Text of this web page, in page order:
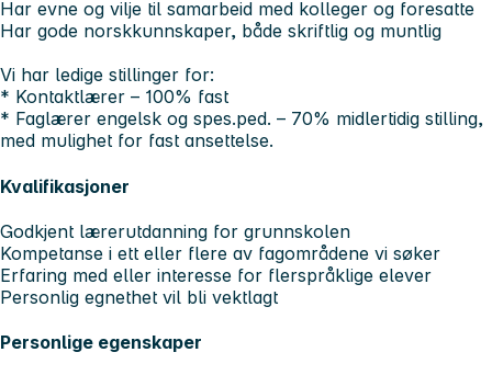
Har evne og vilje til samarbeid med kolleger og foresatte
Har gode norskkunnskaper, både skriftlig og muntlig
Vi har ledige stillinger for:
* Kontaktlærer – 100% fast
* Faglærer engelsk og spes.ped. – 70% midlertidig stilling,
med mulighet for fast ansettelse.
Kvalifikasjoner
Godkjent lærerutdanning for grunnskolen
Kompetanse i ett eller flere av fagområdene vi søker
Erfaring med eller interesse for flerspråklige elever
Personlig egnethet vil bli vektlagt
Personlige egenskaper